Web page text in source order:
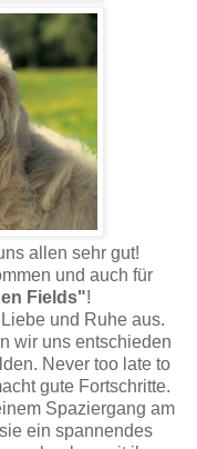
allen sehr gut!
und auch für
Fields"!
und Ruhe aus.
wir uns entschieden
Never too late to
gute Fortschritte.
Spaziergang am
ein spannendes